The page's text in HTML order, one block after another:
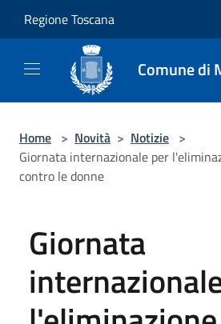
Regione Toscana
Comune di
Home > Novità > Notizie >
Giornata internazionale per
contro le donne
Giornata